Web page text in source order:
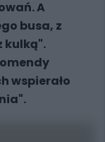
A
busa, z
kulką".
wspierało